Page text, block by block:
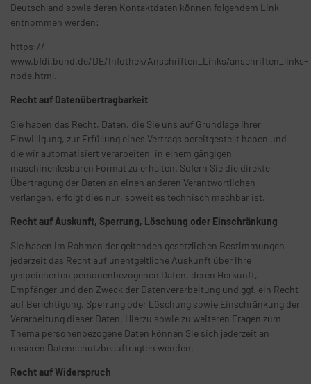
Deutschland sowie deren Kontaktdaten können folgendem Link
entnommen werden:
https://
www.bfdi.bund.de/DE/Infothek/Anschriften_Links/anschriften_links-
node.html.
Recht auf Datenübertragbarkeit
Sie haben das Recht, Daten, die Sie uns auf Grundlage Ihrer
Einwilligung, zur Erfüllung eines Vertrags bereitgestellt haben und
die wir automatisiert verarbeiten, in einem gängigen,
maschinenlesbaren Format zu erhalten. Sofern Sie die direkte
Übertragung der Daten an einen anderen Verantwortlichen
verlangen, erfolgt dies nur, soweit es technisch machbar ist.
Recht auf Auskunft, Sperrung, Löschung oder Einschränkung
Sie haben im Rahmen der geltenden gesetzlichen Bestimmungen
jederzeit das Recht auf unentgeltliche Auskunft über Ihre
gespeicherten personenbezogenen Daten, deren Herkunft,
Empfänger und den Zweck der Datenverarbeitung und ggf. ein Recht
auf Berichtigung, Sperrung oder Löschung sowie Einschränkung der
Verarbeitung dieser Daten. Hierzu sowie zu weiteren Fragen zum
Thema personenbezogene Daten können Sie sich jederzeit an
unseren Datenschutzbeauftragten wenden.
Recht auf Widerspruch